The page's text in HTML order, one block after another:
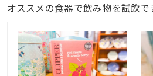
オススメの食器で飲み物を試飲で